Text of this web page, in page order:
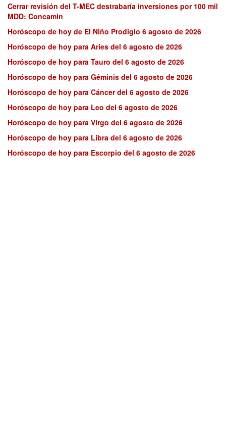
Cerrar revisión del T-MEC destrabaría inversiones por 100 mil
MDD: Concamin
Horóscopo de hoy de El Niño Prodigio 6 agosto de 2026
Horóscopo de hoy para Aries del 6 agosto de 2026
Horóscopo de hoy para Tauro del 6 agosto de 2026
Horóscopo de hoy para Géminis del 6 agosto de 2026
Horóscopo de hoy para Cáncer del 6 agosto de 2026
Horóscopo de hoy para Leo del 6 agosto de 2026
Horóscopo de hoy para Virgo del 6 agosto de 2026
Horóscopo de hoy para Libra del 6 agosto de 2026
Horóscopo de hoy para Escorpio del 6 agosto de 2026